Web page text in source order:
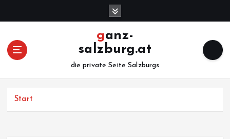
ganz-
salzburg.at
die private Seite Salzburgs
Start